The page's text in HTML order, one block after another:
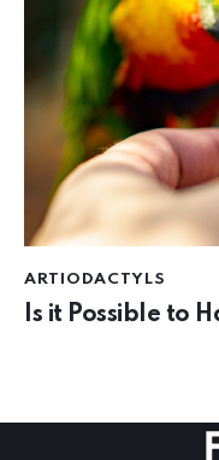
ARTIODACTYLS
Is it Possible to